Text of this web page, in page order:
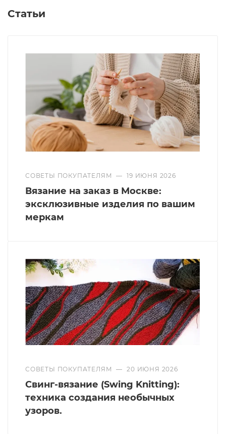
Статьи
СОВЕТЫ ПОКУПАТЕЛЯМ — 19 ИЮНЯ 2026
Вязание на заказ в Москве:
эксклюзивные изделия по вашим
меркам
СОВЕТЫ ПОКУПАТЕЛЯМ — 20 ИЮНЯ 2026
Свинг-вязание (Swing Knitting):
техника создания необычных
узоров.